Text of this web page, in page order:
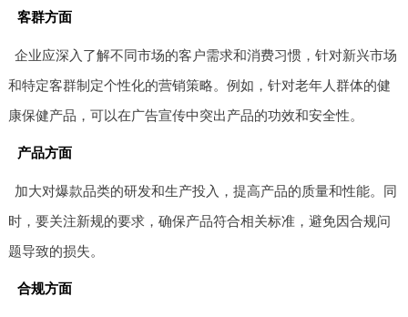
客群方面
企业应深入了解不同市场的客户需求和消费习惯，针对新兴市场
和特定客群制定个性化的营销策略。例如，针对老年人群体的健
康保健产品，可以在广告宣传中突出产品的功效和安全性。
产品方面
加大对爆款品类的研发和生产投入，提高产品的质量和性能。同
时，要关注新规的要求，确保产品符合相关标准，避免因合规问
题导致的损失。
合规方面